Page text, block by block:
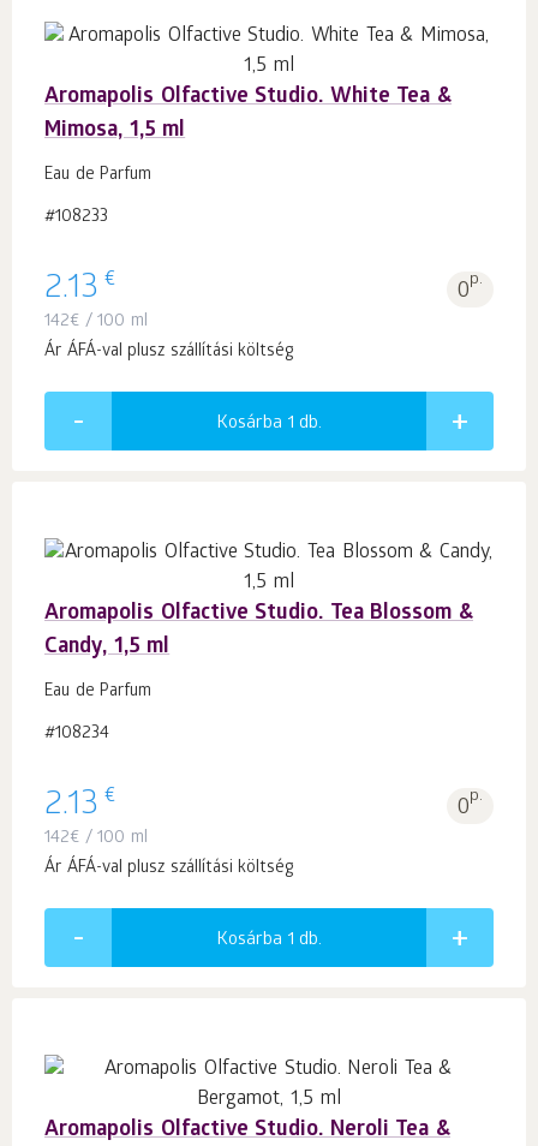
Aromapolis Olfactive Studio. White Tea &
Mimosa, 1,5 ml
Eau de Parfum
#108233
2.13 € 0p.
142€ / 100 ml
Ár ÁFÁ-val plusz szállítási költség
Kosárba 1 db.
Aromapolis Olfactive Studio. Tea Blossom &
Candy, 1,5 ml
Eau de Parfum
#108234
2.13 € 0p.
142€ / 100 ml
Ár ÁFÁ-val plusz szállítási költség
Kosárba 1 db.
Aromapolis Olfactive Studio. Neroli Tea &